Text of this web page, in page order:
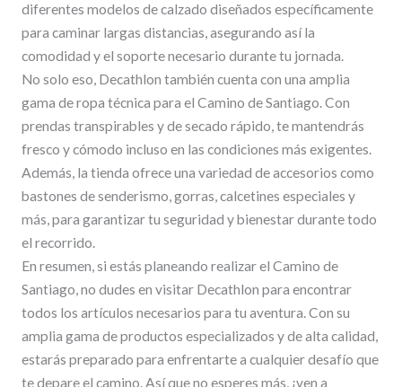
diferentes modelos de calzado diseñados específicamente
para caminar largas distancias, asegurando así la
comodidad y el soporte necesario durante tu jornada.
No solo eso, Decathlon también cuenta con una amplia
gama de ropa técnica para el Camino de Santiago. Con
prendas transpirables y de secado rápido, te mantendrás
fresco y cómodo incluso en las condiciones más exigentes.
Además, la tienda ofrece una variedad de accesorios como
bastones de senderismo, gorras, calcetines especiales y
más, para garantizar tu seguridad y bienestar durante todo
el recorrido.
En resumen, si estás planeando realizar el Camino de
Santiago, no dudes en visitar Decathlon para encontrar
todos los artículos necesarios para tu aventura. Con su
amplia gama de productos especializados y de alta calidad,
estarás preparado para enfrentarte a cualquier desafío que
te depare el camino. Así que no esperes más, ¡ven a